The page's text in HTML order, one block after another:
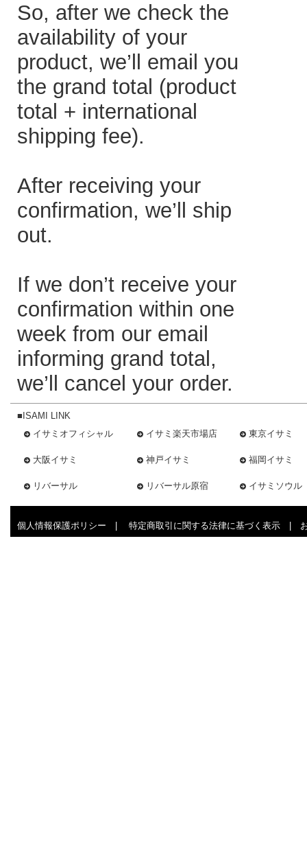
So, after we check the
availability of your
product, we’ll email you
the grand total (product
total + international
shipping fee).
After receiving your
confirmation, we’ll ship
out.
If we don’t receive your
confirmation within one
week from our email
informing grand total,
we’ll cancel your order.
■ISAMI LINK
イサミオフィシャル
イサミ楽天市場店 東京イサミ
大阪イサミ 神戸イサミ 福岡イサミ
リバーサル リバーサル原宿 イサミソウル
個人情報保護ポリシー 特定商取引に関する法律に基づく表示